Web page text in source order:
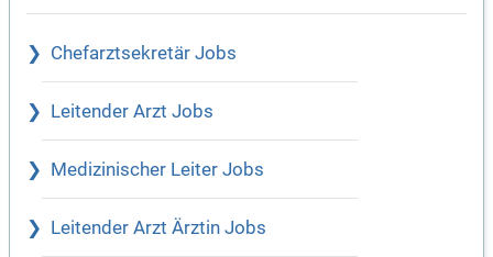
Chefarztsekretär Jobs
Leitender Arzt Jobs
Medizinischer Leiter Jobs
Leitender Arzt Ärztin Jobs